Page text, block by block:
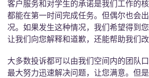
Chinese
Español
Català
登录
客户服务和对学生的承诺是我们工作的
都能在第一时间完成任务。但偶尔也会
况。如果发生这种情况，我们希望得到
让我们向您解释和道歉，还能帮助我们改
大多数投诉都可以由我们空间内的团队
最大努力迅速解决问题，让您满意。但